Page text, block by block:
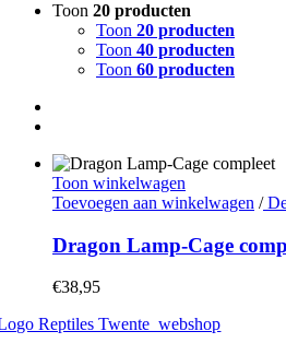
Toon 20 producten
Toon 20 producten
Toon 40 producten
Toon 60 producten
Toon winkelwagen
Toevoegen aan winkelwagen /
Dragon Lamp-Cage
€38,95